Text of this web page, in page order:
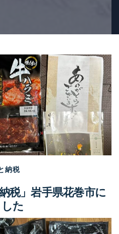
納税
税」岩手県花巻市に
た